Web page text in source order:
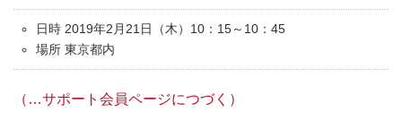
日時 2019年2月21日（木）10：15～10：45
場所 東京都内
（…サポート会員ページにつづく）